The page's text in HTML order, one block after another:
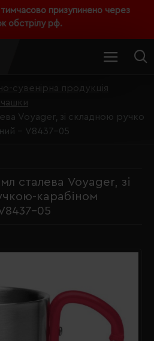
призупинено через
обстрілу рф.
сувенірна продукція
Voyager, зі складною ручко
- V8437-05
сталева Voyager, зі
карабіном
05